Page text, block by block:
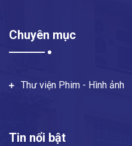
Chuyên mục
Thư viện Phim - Hình ảnh
Tin nổi bật